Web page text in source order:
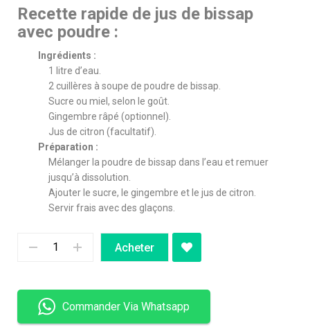
Recette rapide de jus de bissap
avec poudre :
Ingrédients :
1 litre d’eau.
2 cuillères à soupe de poudre de bissap.
Sucre ou miel, selon le goût.
Gingembre râpé (optionnel).
Jus de citron (facultatif).
Préparation :
Mélanger la poudre de bissap dans l’eau et remuer
jusqu’à dissolution.
Ajouter le sucre, le gingembre et le jus de citron.
Servir frais avec des glaçons.
Acheter
Commander Via Whatsapp